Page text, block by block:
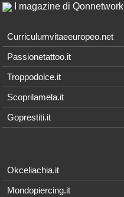
I magazine di Qonnetwork
Curriculumvitaeeuropeo.net
Passionetattoo.it
Troppodolce.it
Scoprilamela.it
Goprestiti.it
Okceliachia.it
Mondopiercing.it